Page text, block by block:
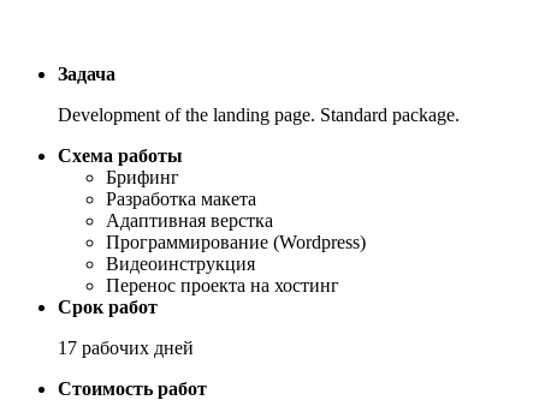
Задача
Development of the landing page. Standard package.
Схема работы
Брифинг
Разработка макета
Адаптивная верстка
Программирование (Wordpress)
Видеоинструкция
Перенос проекта на хостинг
Срок работ
17 рабочих дней
Стоимость работ